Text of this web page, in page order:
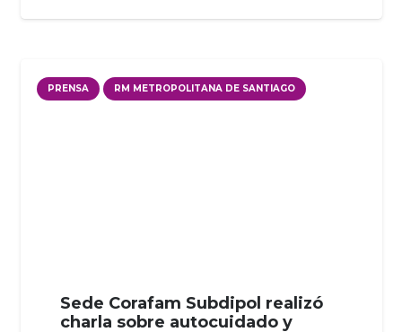
PRENSA RM METROPOLITANA DE SANTIAGO
Sede Corafam Subdipol realizó
charla sobre autocuidado y